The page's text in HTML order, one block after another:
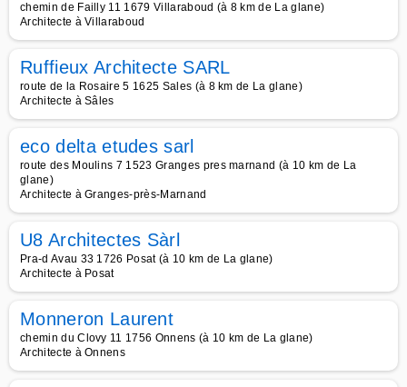
chemin de Failly 11 1679 Villaraboud (à 8 km de La glane)
Architecte à Villaraboud
Ruffieux Architecte SARL
route de la Rosaire 5 1625 Sales (à 8 km de La glane)
Architecte à Sâles
eco delta etudes sarl
route des Moulins 7 1523 Granges pres marnand (à 10 km de La
glane)
Architecte à Granges-près-Marnand
U8 Architectes Sàrl
Pra-d Avau 33 1726 Posat (à 10 km de La glane)
Architecte à Posat
Monneron Laurent
chemin du Clovy 11 1756 Onnens (à 10 km de La glane)
Architecte à Onnens